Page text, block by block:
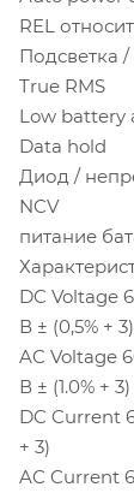
REL
Подсветка
True RMS
Low battery
Data hold
Диод /
NCV
питание
DC Voltage
В ± (0,5% + 3)
AC Voltage
В ± (1.0% + 3)
DC Current
+ 3)
AC Current